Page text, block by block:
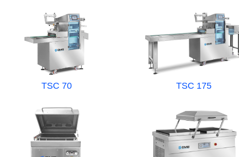
TSC 70
TSC 175